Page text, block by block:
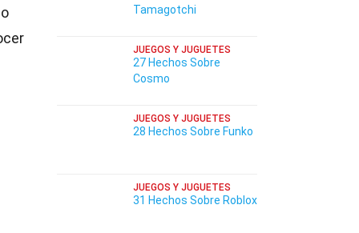
Tamagotchi
JUEGOS Y JUGUETES
27 Hechos Sobre
Cosmo
JUEGOS Y JUGUETES
28 Hechos Sobre Funko
JUEGOS Y JUGUETES
31 Hechos Sobre Roblox